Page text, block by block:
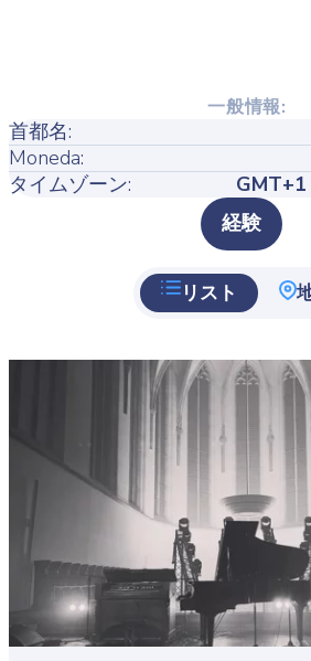
一般情報:
首都名:
Moneda:
タイムゾーン:
Type
経験
リスト